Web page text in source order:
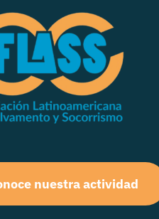
nuestra actividad